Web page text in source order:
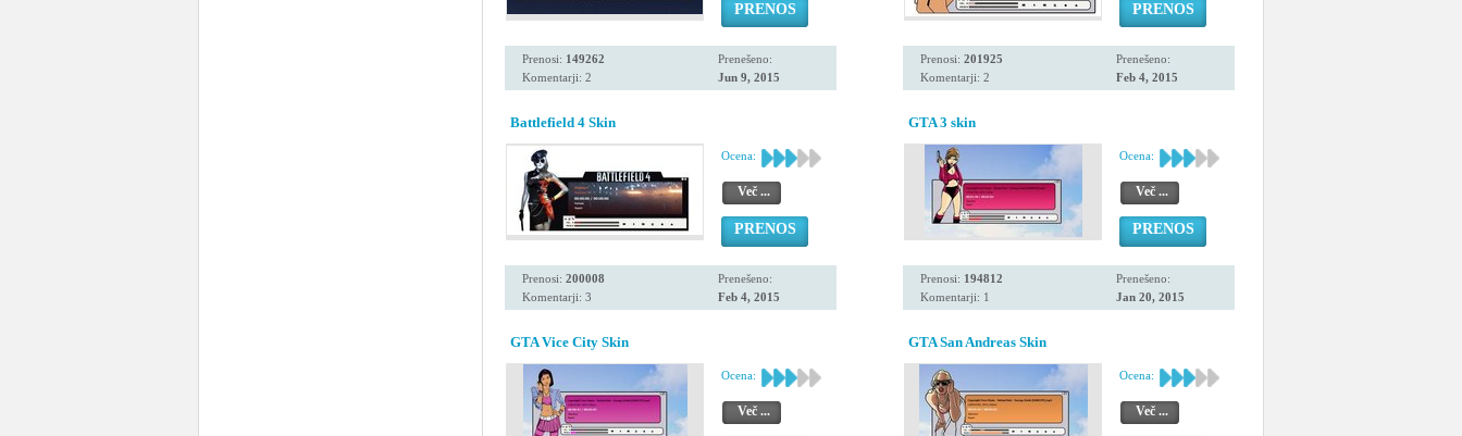
PRENOS
Prenosi: 149262
Komentarji: 2
Prenešeno:
Jun 9, 2015
PRENOS
Prenosi: 201925
Komentarji: 2
Prenešeno:
Feb 4, 2015
Battlefield 4 Skin
Ocena:
Več ...
PRENOS
Prenosi: 200008
Komentarji: 3
Prenešeno:
Feb 4, 2015
GTA 3 skin
Ocena:
Več ...
PRENOS
Prenosi: 194812
Komentarji: 1
Prenešeno:
Jan 20, 2015
GTA Vice City Skin
Ocena:
Več ...
GTA San Andreas Skin
Ocena:
Več ...